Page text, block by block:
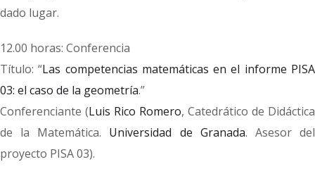
dado lugar.
12.00 horas: Conferencia
Título: “Las competencias matemáticas en el informe PISA
03: el caso de la geometría.”
Conferenciante (Luis Rico Romero, Catedrático de Didáctica
de la Matemática. Universidad de Granada. Asesor del
proyecto PISA 03).